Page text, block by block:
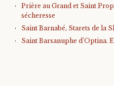
Prière au Grand et Saint
sécheresse
Saint Barnabé, Starets de la
Saint Barsanuphe d’Optina.